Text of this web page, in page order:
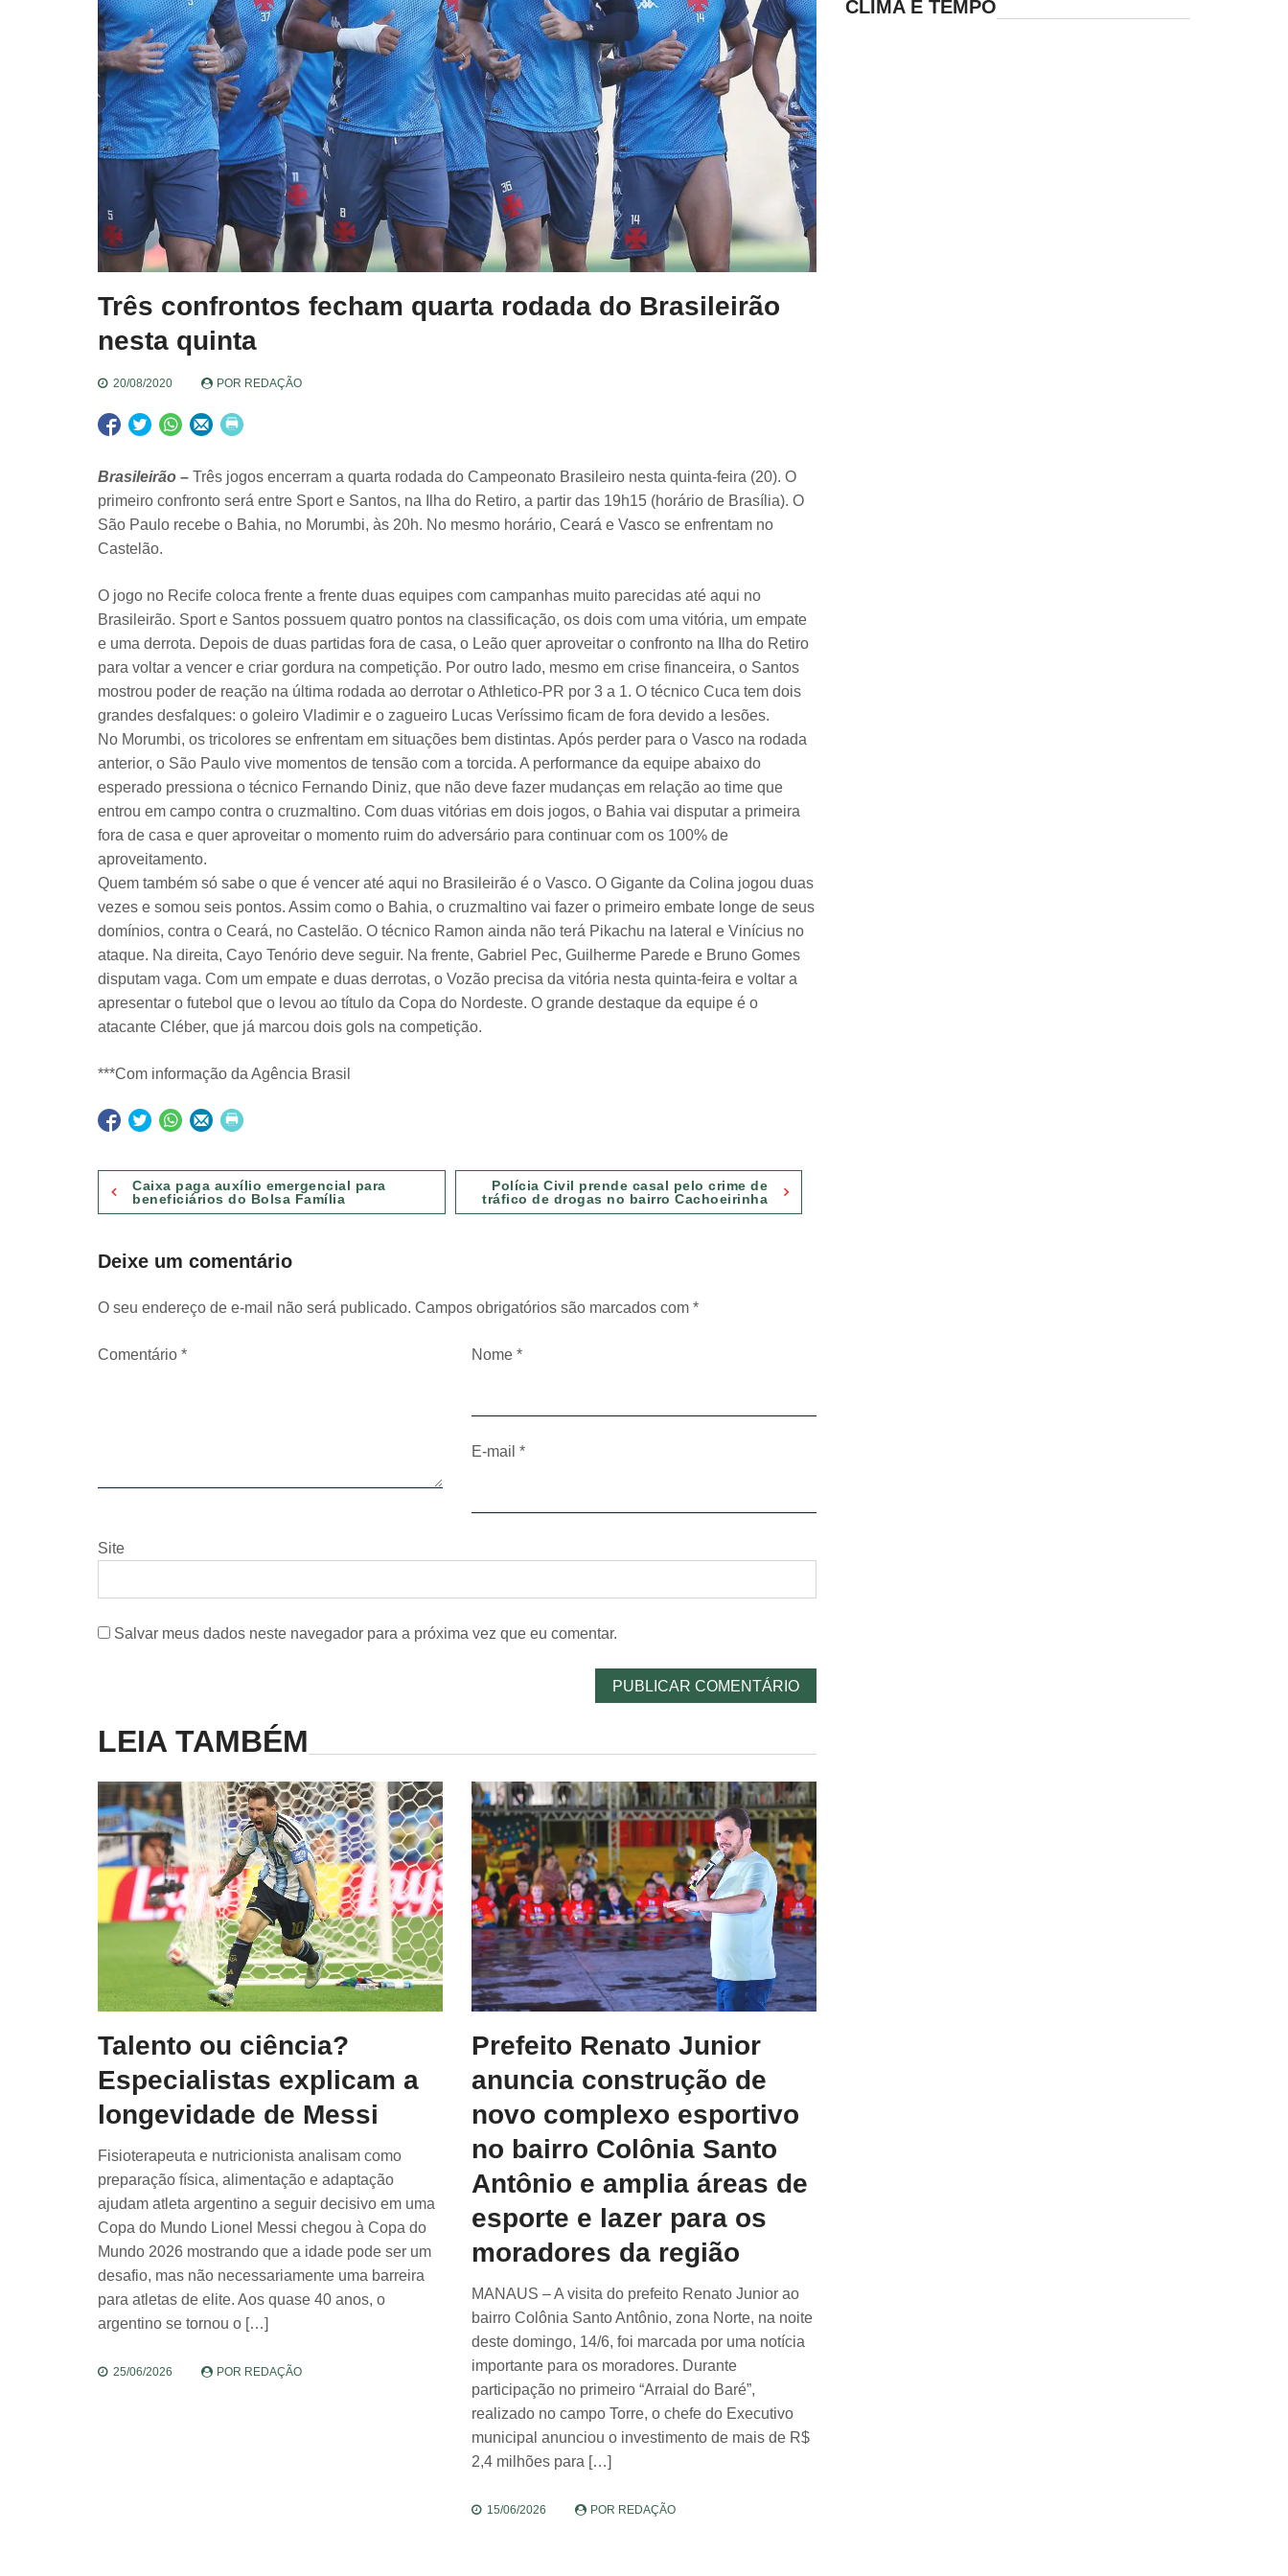
Três confrontos fecham quarta rodada do Brasileirão
nesta quinta
20/08/2020 POR REDAÇÃO
Brasileirão – Três jogos encerram a quarta rodada do Campeonato Brasileiro nesta quinta-feira (20). O
primeiro confronto será entre Sport e Santos, na Ilha do Retiro, a partir das 19h15 (horário de Brasília). O
São Paulo recebe o Bahia, no Morumbi, às 20h. No mesmo horário, Ceará e Vasco se enfrentam no
Castelão.
O jogo no Recife coloca frente a frente duas equipes com campanhas muito parecidas até aqui no
Brasileirão. Sport e Santos possuem quatro pontos na classificação, os dois com uma vitória, um empate
e uma derrota. Depois de duas partidas fora de casa, o Leão quer aproveitar o confronto na Ilha do Retiro
para voltar a vencer e criar gordura na competição. Por outro lado, mesmo em crise financeira, o Santos
mostrou poder de reação na última rodada ao derrotar o Athletico-PR por 3 a 1. O técnico Cuca tem dois
grandes desfalques: o goleiro Vladimir e o zagueiro Lucas Veríssimo ficam de fora devido a lesões.
No Morumbi, os tricolores se enfrentam em situações bem distintas. Após perder para o Vasco na rodada
anterior, o São Paulo vive momentos de tensão com a torcida. A performance da equipe abaixo do
esperado pressiona o técnico Fernando Diniz, que não deve fazer mudanças em relação ao time que
entrou em campo contra o cruzmaltino. Com duas vitórias em dois jogos, o Bahia vai disputar a primeira
fora de casa e quer aproveitar o momento ruim do adversário para continuar com os 100% de
aproveitamento.
Quem também só sabe o que é vencer até aqui no Brasileirão é o Vasco. O Gigante da Colina jogou duas
vezes e somou seis pontos. Assim como o Bahia, o cruzmaltino vai fazer o primeiro embate longe de seus
domínios, contra o Ceará, no Castelão. O técnico Ramon ainda não terá Pikachu na lateral e Vinícius no
ataque. Na direita, Cayo Tenório deve seguir. Na frente, Gabriel Pec, Guilherme Parede e Bruno Gomes
disputam vaga. Com um empate e duas derrotas, o Vozão precisa da vitória nesta quinta-feira e voltar a
apresentar o futebol que o levou ao título da Copa do Nordeste. O grande destaque da equipe é o
atacante Cléber, que já marcou dois gols na competição.
***Com informação da Agência Brasil
Navegação
de
Post
Caixa paga auxílio emergencial para
beneficiários do Bolsa Família
Polícia Civil prende casal pelo crime de
tráfico de drogas no bairro Cachoeirinha
Deixe um comentário
O seu endereço de e-mail não será publicado. Campos obrigatórios são marcados com *
Comentário * Nome*
E-mail*
Site
Salvar meus dados neste navegador para a próxima vez que eu comentar.
LEIA TAMBÉM
Talento ou ciência?
Especialistas explicam a
longevidade de Messi
Fisioterapeuta e nutricionista analisam como
preparação física, alimentação e adaptação
ajudam atleta argentino a seguir decisivo em uma
Copa do Mundo Lionel Messi chegou à Copa do
Mundo 2026 mostrando que a idade pode ser um
desafio, mas não necessariamente uma barreira
para atletas de elite. Aos quase 40 anos, o
argentino se tornou o […]
25/06/2026 POR REDAÇÃO
Prefeito Renato Junior
anuncia construção de
novo complexo esportivo
no bairro Colônia Santo
Antônio e amplia áreas de
esporte e lazer para os
moradores da região
MANAUS – A visita do prefeito Renato Junior ao
bairro Colônia Santo Antônio, zona Norte, na noite
deste domingo, 14/6, foi marcada por uma notícia
importante para os moradores. Durante
participação no primeiro “Arraial do Baré”,
realizado no campo Torre, o chefe do Executivo
municipal anunciou o investimento de mais de R$
2,4 milhões para […]
15/06/2026 POR REDAÇÃO
CLIMA E TEMPO